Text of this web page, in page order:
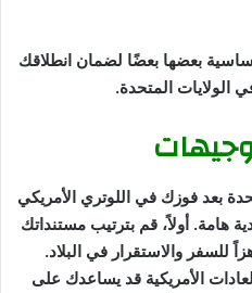
بعضها بعضًا لضمان انطلاقك
المتحدة.
بعد فوزك في اللوتري الأمريكي
هامة. أولاً، قم بترتيب مستنداتك
للسفر والاستقرار في البلاد.
الأمريكية قد يساعدك على